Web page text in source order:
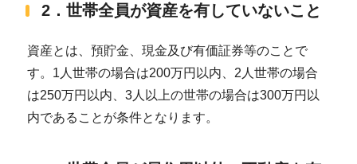
2．世帯全員が資産を有していないこと
資産とは、預貯金、現金及び有価証券等のことで
す。1人世帯の場合は200万円以内、2人世帯の場合
は250万円以内、3人以上の世帯の場合は300万円以
内であることが条件となります。